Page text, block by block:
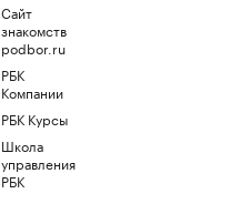
Сайт
знакомств
podbor.ru
РБК
Компании
РБК Курсы
Школа
управления
РБК